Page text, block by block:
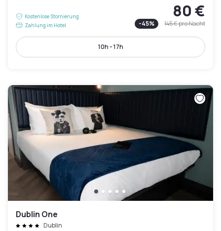
Kostenlose Stornierung
Zahlung im Hotel
80 €
-45% 145 €pro Nacht
10h - 17h
Dublin One
Dublin